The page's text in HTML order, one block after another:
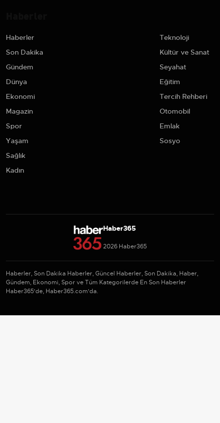
Haberler
Son Dakika
Gündem
Dünya
Ekonomi
Magazin
Spor
Yaşam
Sağlık
Kadın
Teknoloji
Kültür ve Sanat
Seyahat
Eğitim
Tercih Rehberi
Otomobil
Emlak
Sosyo
Haber365
2026 Haber365
Haberler, Son Dakika Haberler, Güncel Haberler, Son Dakika, Haber,
Gündem, Ekonomi, Spor ve Tüm Kategorilerde En Son Haberler
Haber365'de, Haber365.com'da.